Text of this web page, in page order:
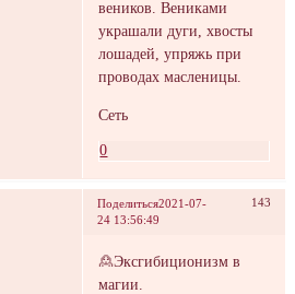
веников. Вениками
украшали дуги, хвосты
лошадей, упряжь при
проводах масленицы.
Сеть
0
Поделиться 143
2021-07-
24 13:56:49
🙎Эксгибиционизм в
магии.